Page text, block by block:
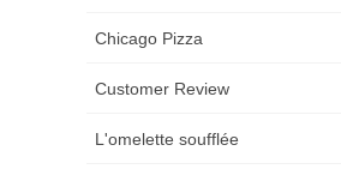
Chicago Pizza
Customer Review
L'omelette soufflée